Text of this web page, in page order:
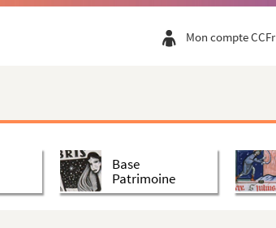
Mon compte CCFr
Base
Patrimoine